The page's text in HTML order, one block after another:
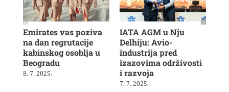
Emirates vas poziva
na dan regrutacije
kabinskog osoblja u
Beogradu
8. 7. 2025.
IATA AGM u Nju
Delhiju: Avio-
industrija pred
izazovima održivosti
i razvoja
7. 7. 2025.